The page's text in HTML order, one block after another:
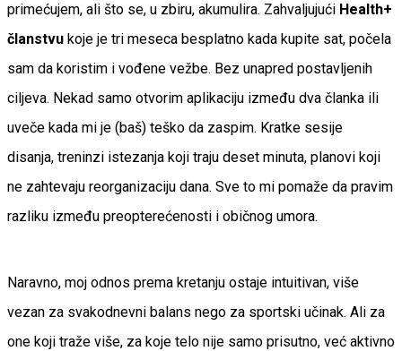
primećujem, ali što se, u zbiru, akumulira. Zahvaljujući Health+
članstvu koje je tri meseca besplatno kada kupite sat, počela
sam da koristim i vođene vežbe. Bez unapred postavljenih
ciljeva. Nekad samo otvorim aplikaciju između dva članka ili
uveče kada mi je (baš) teško da zaspim. Kratke sesije
disanja, treninzi istezanja koji traju deset minuta, planovi koji
ne zahtevaju reorganizaciju dana. Sve to mi pomaže da pravim
razliku između preopterećenosti i običnog umora.
Naravno, moj odnos prema kretanju ostaje intuitivan, više
vezan za svakodnevni balans nego za sportski učinak. Ali za
one koji traže više, za koje telo nije samo prisutno, već aktivno